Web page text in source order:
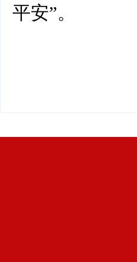
平安”。